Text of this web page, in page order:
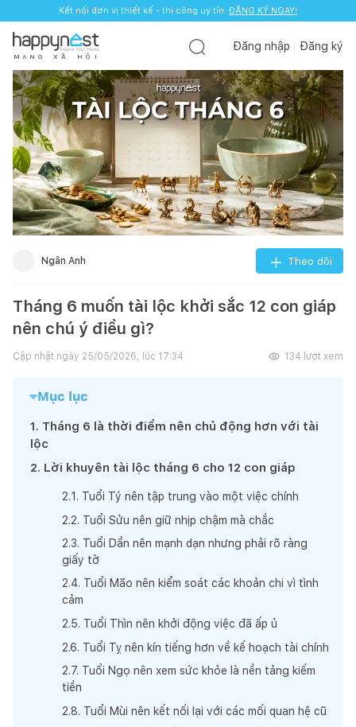
Kết nối đơn vị thiết kế - thi công uy tín. ĐĂNG KÝ NGAY!
M Ạ N G X Ã H Ộ I
Đăng nhập Đăng ký
Ngân Anh Theo dõi
Tháng 6 muốn tài lộc khởi sắc 12 con giáp
nên chú ý điều gì?
Cập nhật ngày 25/05/2026, lúc 17:34 134 lượt xem
Mục lục
1. Tháng 6 là thời điểm nên chủ động hơn với tài
lộc
2. Lời khuyên tài lộc tháng 6 cho 12 con giáp
2.1 . Tuổi Tý nên tập trung vào một việc chính
2.2. Tuổi Sửu nên giữ nhịp chậm mà chắc
2.3. Tuổi Dần nên mạnh dạn nhưng phải rõ ràng
giấy tờ
2.4. Tuổi Mão nên kiểm soát các khoản chi vì tình
cảm
2.5. Tuổi Thìn nên khởi động việc đã ấp ủ
2.6. Tuổi Tỵ nên kín tiếng hơn về kế hoạch tài chính
2.7. Tuổi Ngọ nên xem sức khỏe là nền tảng kiếm
tiền
2.8. Tuổi Mùi nên kết nối lại với các mối quan hệ cũ